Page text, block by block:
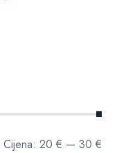
Cijena: 20 € — 30 €